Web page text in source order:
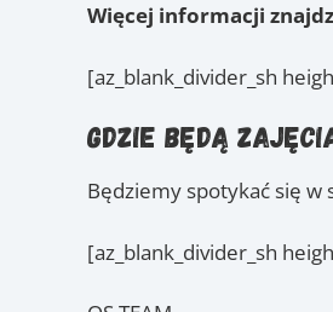
Więcej informacji
[az_blank_divider_sh
Gdzie będą
Będziemy spotykać się w
[az_blank_divider_sh